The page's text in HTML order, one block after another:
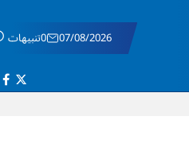
07/08/2026 0تنبيهات